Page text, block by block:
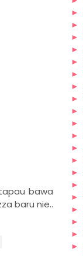
bawa
baru nie..
►
►
►
►
►
►
►
►
►
►
►
►
►
►
►
►
►
►
►
►